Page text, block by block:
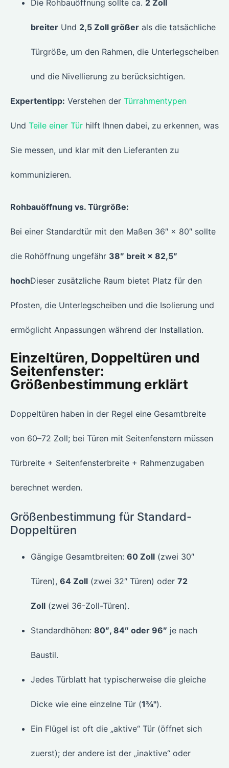
Die Rohbauöffnung sollte ca. 2 Zoll
breiter Und 2,5 Zoll größer als die tatsächliche
Türgröße, um den Rahmen, die Unterlegscheiben
und die Nivellierung zu berücksichtigen.
Expertentipp: Verstehen der Türrahmentypen
Und Teile einer Tür hilft Ihnen dabei, zu erkennen, was
Sie messen, und klar mit den Lieferanten zu
kommunizieren.
Rohbauöffnung vs. Türgröße:
Bei einer Standardtür mit den Maßen 36″ × 80″ sollte
die Rohöffnung ungefähr 38″ breit × 82,5″
hochDieser zusätzliche Raum bietet Platz für den
Pfosten, die Unterlegscheiben und die Isolierung und
ermöglicht Anpassungen während der Installation.
Einzeltüren, Doppeltüren und
Seitenfenster:
Größenbestimmung erklärt
Doppeltüren haben in der Regel eine Gesamtbreite
von 60–72 Zoll; bei Türen mit Seitenfenstern müssen
Türbreite + Seitenfensterbreite + Rahmenzugaben
berechnet werden.
Größenbestimmung für Standard-
Doppeltüren
Gängige Gesamtbreiten: 60 Zoll (zwei 30″
Türen), 64 Zoll (zwei 32″ Türen) oder 72
Zoll (zwei 36-Zoll-Türen).
Standardhöhen: 80″, 84″ oder 96″ je nach
Baustil.
Jedes Türblatt hat typischerweise die gleiche
Dicke wie eine einzelne Tür (1¾").
Ein Flügel ist oft die „aktive“ Tür (öffnet sich
zuerst); der andere ist der „inaktive“ oder